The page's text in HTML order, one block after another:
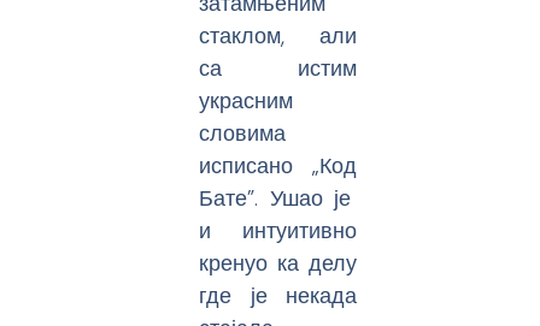
стаклом, али
са истим
украсним
словима
исписано „Код
Бате”. Ушао је
и интуитивно
кренуо ка делу
где је некада